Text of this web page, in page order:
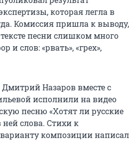
которая легла в
Комиссия пришла к выводу,
песни слишком много
и слов: «рвать», «грех»,
Назаров вместе с
исполнили на видео
песню «Хотят ли русские
слова. Стихи к
композиции написал